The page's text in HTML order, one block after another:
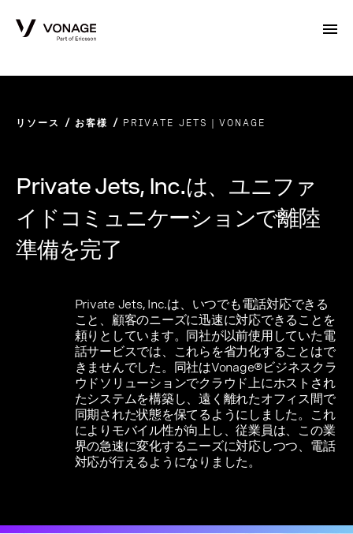
リソース お客様 PRIVATE JETS｜VONAGE
Private Jets, Inc.は、ユニファ
イドコミュニケーションで離陸
準備を完了
Private Jets, Inc.は、いつでも電話対応できる
こと、顧客のニーズに迅速に対応できることを
頼りとしています。同社が以前使用していた電
話サービスでは、これらを省力化することはで
きませんでした。同社はVonage®ビジネスクラ
ウドソリューションでクラウド上にホストされ
たシステムを構築し、遠く離れたオフィス間で
同期された状態を保てるようにしました。これ
によりモバイル性が向上し、従業員は、この業
界の急速に変化するニーズに対応しつつ、電話
対応が行えるようになりました。